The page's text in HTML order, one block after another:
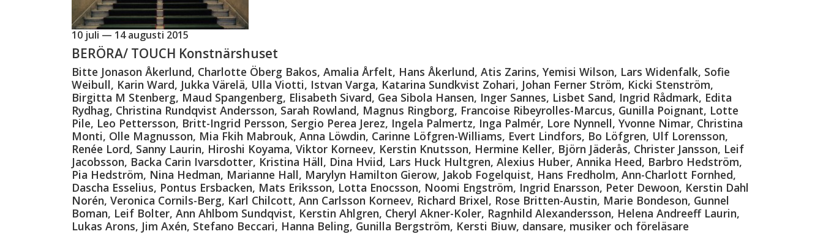
10 juli — 14 augusti 2015
BERÖRA/ TOUCH Konstnärshuset
Bitte Jonason Åkerlund, Charlotte Öberg Bakos, Amalia Årfelt, Hans Åkerlund, Atis Zarins, Yemisi Wilson, Lars Widenfalk, Sofie
Weibull, Karin Ward, Jukka Värelä, Ulla Viotti, Istvan Varga, Katarina Sundkvist Zohari, Johan Ferner Ström, Kicki Stenström,
Birgitta M Stenberg, Maud Spangenberg, Elisabeth Sivard, Gea Sibola Hansen, Inger Sannes, Lisbet Sand, Ingrid Rådmark, Edita
Rydhag, Christina Rundqvist Andersson, Sarah Rowland, Magnus Ringborg, Francoise Ribeyrolles-Marcus, Gunilla Poignant, Lotte
Pile, Leo Pettersson, Britt-Ingrid Persson, Sergio Perea Jerez, Ingela Palmertz, Inga Palmér, Lore Nynnell, Yvonne Nimar, Christina
Monti, Olle Magnusson, Mia Fkih Mabrouk, Anna Löwdin, Carinne Löfgren-Williams, Evert Lindfors, Bo Löfgren, Ulf Lorensson,
Renée Lord, Sanny Laurin, Hiroshi Koyama, Viktor Korneev, Kerstin Knutsson, Hermine Keller, Björn Jäderås, Christer Jansson, Leif
Jacobsson, Backa Carin Ivarsdotter, Kristina Häll, Dina Hviid, Lars Huck Hultgren, Alexius Huber, Annika Heed, Barbro Hedström,
Pia Hedström, Nina Hedman, Marianne Hall, Marylyn Hamilton Gierow, Jakob Fogelquist, Hans Fredholm, Ann-Charlott Fornhed,
Dascha Esselius, Pontus Ersbacken, Mats Eriksson, Lotta Enocsson, Noomi Engström, Ingrid Enarsson, Peter Dewoon, Kerstin Dahl
Norén, Veronica Cornils-Berg, Karl Chilcott, Ann Carlsson Korneev, Richard Brixel, Rose Britten-Austin, Marie Bondeson, Gunnel
Boman, Leif Bolter, Ann Ahlbom Sundqvist, Kerstin Ahlgren, Cheryl Akner-Koler, Ragnhild Alexandersson, Helena Andreeff Laurin,
Lukas Arons, Jim Axén, Stefano Beccari, Hanna Beling, Gunilla Bergström, Kersti Biuw, dansare, musiker och föreläsare